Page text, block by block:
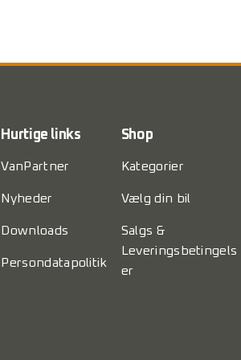
Hurtige links
VanPartner
Nyheder
Downloads
Persondatapolitik
Shop
Kategorier
Vælg din bil
Salgs &
Leveringsbetingels
er